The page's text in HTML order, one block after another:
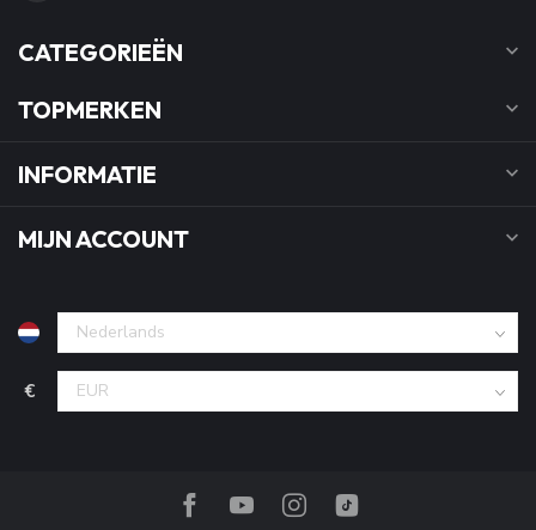
CATEGORIEËN
TOPMERKEN
INFORMATIE
MIJN ACCOUNT
€